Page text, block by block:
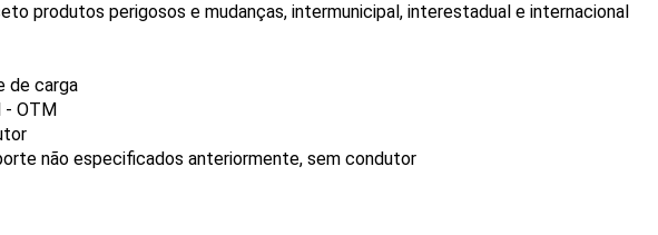
produtos perigosos e mudanças, intermunicipal, interestadual e internacional
de carga
OTM
não especificados anteriormente, sem condutor